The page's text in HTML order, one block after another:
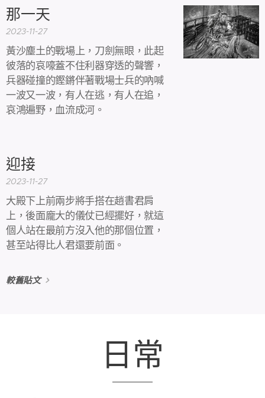
那一天
2023-11-27
黃沙塵土的戰場上，刀劍無眼，此起
彼落的哀嚎蓋不住利器穿透的聲響，
兵器碰撞的鏗鏘伴著戰場士兵的吶喊
一波又一波，有人在逃，有人在追，
哀鴻遍野，血流成河。
迎接
2023-11-27
大殿下上前兩步將手搭在趙書君肩
上，後面龐大的儀仗已經擺好，就這
個人站在最前方沒入他的那個位置，
甚至站得比人君還要前面。
較舊貼文
日常